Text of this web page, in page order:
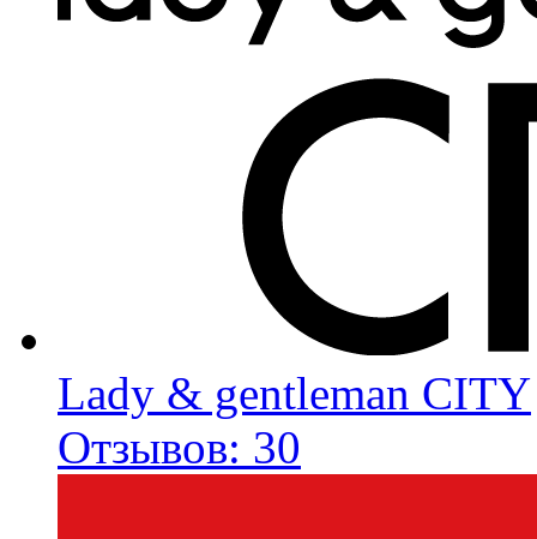
Lady & gentleman CITY
Отзывов: 30